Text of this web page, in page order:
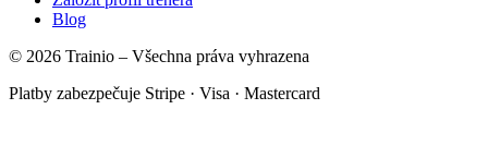
Blog
© 2026 Trainio – Všechna práva vyhrazena
Platby zabezpečuje Stripe · Visa · Mastercard